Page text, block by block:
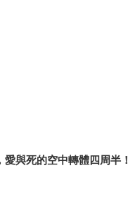
與死的空中轉體四周半！